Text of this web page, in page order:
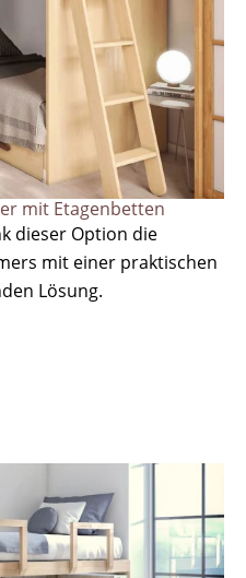
mit Etagenbetten
dieser Option die
mit einer praktischen
Lösung.